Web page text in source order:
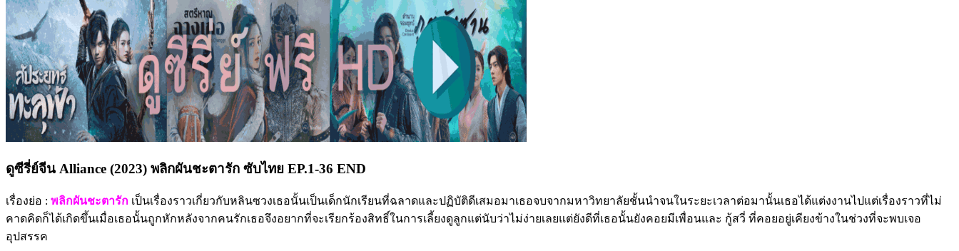
ดูซีรี่ย์จีน Alliance (2023) พลิกผันชะตารัก ซับไทย EP.1-36 END
เรื่องย่อ : พลิกผันชะตารัก เป็นเรื่องราวเกี่ยวกับหลินซวงเธอนั้นเป็นเด็กนักเรียนที่ฉลาดและปฏิบัติดีเสมอมาเธอจบจากมหาวิทยาลัยชั้นนำจนในระยะเวลาต่อมานั้นเธอได้แต่งงานไปแต่เรื่องราวที่ไม่
คาดคิดก็ได้เกิดขึ้นเมื่อเธอนั้นถูกหักหลังจากคนรักเธอจึงอยากที่จะเรียกร้องสิทธิ์ในการเลี้ยงดูลูกแต่นับว่าไม่ง่ายเลยแต่ยังดีที่เธอนั้นยังคอยมีเพื่อนและ กู้สวี่ ที่คอยอยู่เคียงข้างในช่วงที่จะพบเจอ
อุปสรรค